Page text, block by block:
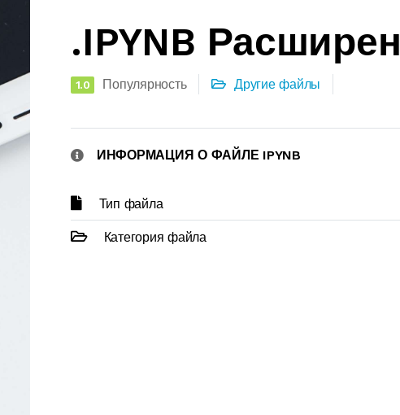
.IPYNB
1.0 Популярность Другие файлы
ИНФОРМАЦИЯ О ФАЙЛЕ IPYNB
Тип файла
Категория файла